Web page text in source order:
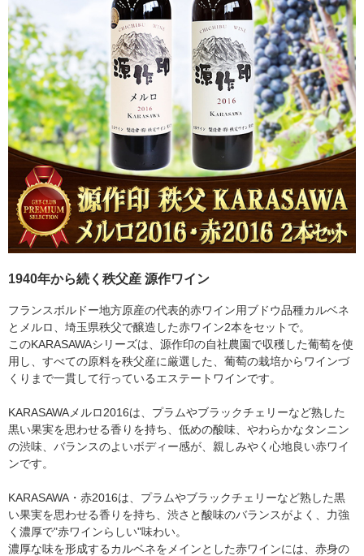
1940年から続く秩父産 源作ワイン
フランスボルドー地方原産の代表的赤ワイン用ブドウ品種カルベネ
とメルロ、埼玉県秩父で醸造した赤ワイン2本をセットで。
このKARASAWAシリーズは、源作印の自社農園で収穫した葡萄を使
用し、すべての原料を秩父産に厳選した、葡萄の栽培からワインづ
くりまで一貫して行っているエステートワインです。
KARASAWAメルロ2016は、プラムやブラックチェリーなど熟した
黒い果実を思わせる香りを持ち、低めの酸味、やわらかなタンニン
の渋味、バランスのよいボディー感が、親しみやく心地良い赤ワイ
ンです。
KARASAWA・赤2016は、プラムやブラックチェリーなど熟した黒
い果実を思わせる香りを持ち、渋さと酸味のバランスがよく、力強
く濃厚で"赤ワインらしい"味わい。
濃厚な味を形成するカルベネをメインとした赤ワインには、赤身の